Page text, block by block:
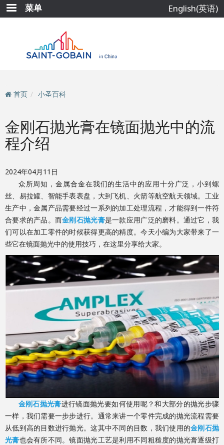
跳
转
菜单 English(英语)
首页 小圣百科
金刚石抛光膏在镜面抛光中的流
程介绍
2024年04月11日
众所周知，金属合金在我们的生活中的应用十分广泛，小到螺
丝、易拉罐、智能手表表盘，大到飞机、火箭等航空航天领域。工业
生产中，金属产品需要经过一系列的加工处理流程，才能得到一件符
合要求的产品。而金刚石抛光膏是一款应用广泛的磨料。通过它 ，我
们可以在加工零件的时候获得更高的精度。今天小编为大家带来了一
些它在镜面抛光中的使用技巧，在这里分享给大家。
金刚石抛光膏进行镜面抛光要如何使用呢？和大部分的抛光步骤
一样，我们需要一步步进行。通常来讲一个零件完成的抛光流程需要
从低到高的目数进行抛光。这其中不同的目数，我们使用的金刚石抛
光膏也会有所不同。镜面抛光工艺是利用不同粗糙度的抛光膏逐级打